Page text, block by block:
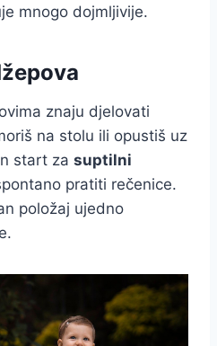
mnogo dojmljivije.
znaju djelovati
na stolu ili opustiš uz
start za suptilni
pratiti rečenice.
položaj ujedno